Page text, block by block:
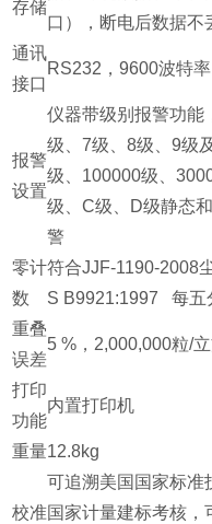
存储
口），断电后数据不
通讯
接口
RS232，9600波特率
报警
设置
仪器带级别报警功能
级、7级、8级、9级
级、100000级、
级、C级、D级静态
警
零计
数
符合JJF-1190-2008
S B9921:1997 每五
重叠
误差
5 %，2,000,000粒/
打印
功能
内置打印机
重量12.8kg
校准
可追溯美国国家标准
国家计量建标考核，